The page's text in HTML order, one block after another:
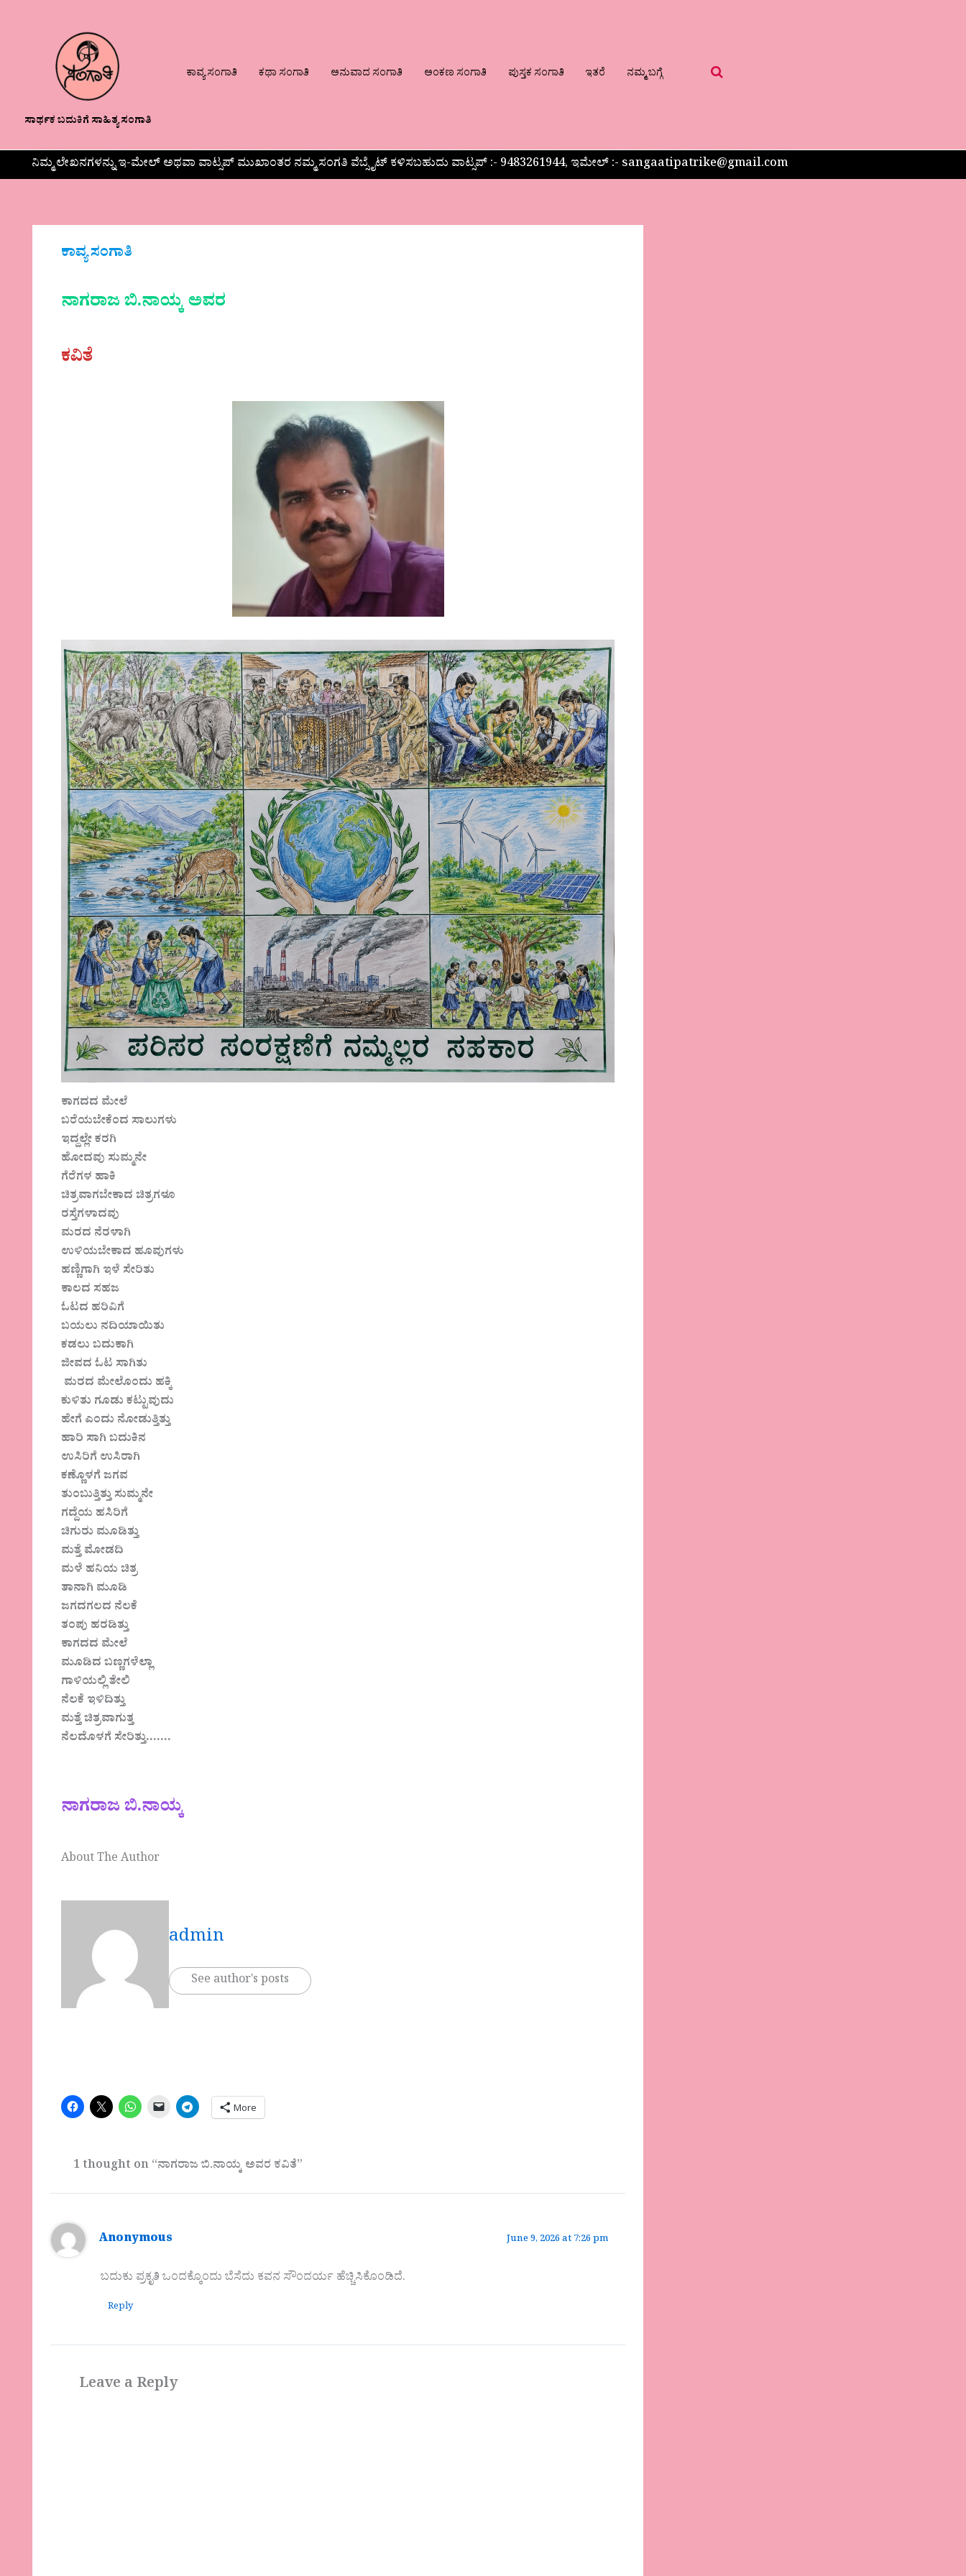
ಸಾರ್ಥಕ ಬದುಕಿಗೆ ಸಾಹಿತ್ಯ ಸಂಗಾತಿ
ಕಾವ್ಯ ಸಂಗಾತಿ ಕಥಾ ಸಂಗಾತಿ ಅನುವಾದ ಸಂಗಾತಿ ಅಂಕಣ ಸಂಗಾತಿ ಪುಸ್ತಕ ಸಂಗಾತಿ ಇತರೆ ನಮ್ಮ ಬಗ್ಗೆ
ನಿಮ್ಮ ಲೇಖನಗಳನ್ನು ಇ-ಮೇಲ್ ಅಥವಾ ವಾಟ್ಸಪ್ ಮುಖಾಂತರ ನಮ್ಮ ಸಂಗತಿ ವೆಬ್ಸೈಟ್ ಕಳಿಸಬಹುದು ವಾಟ್ಸಪ್‌ :- 9483261944, ಇಮೇಲ್ :- sangaatipatrike@gmail.com
ಕಾವ್ಯ ಸಂಗಾತಿ
ನಾಗರಾಜ ಬಿ.ನಾಯ್ಕ ಅವರ
ಕವಿತೆ
ಕಾಗದದ ಮೇಲೆ
ಬರೆಯಬೇಕೆಂದ ಸಾಲುಗಳು
ಇದ್ದಲ್ಲೇ ಕರಗಿ
ಹೋದವು ಸುಮ್ಮನೇ
ಗೆರೆಗಳ ಹಾಕಿ
ಚಿತ್ರವಾಗಬೇಕಾದ ಚಿತ್ರಗಳೂ
ರಸ್ತೆಗಳಾದವು
ಮರದ ನೆರಳಾಗಿ
ಉಳಿಯಬೇಕಾದ ಹೂವುಗಳು
ಹಣ್ಣಿಗಾಗಿ ಇಳೆ ಸೇರಿತು
ಕಾಲದ ಸಹಜ
ಓಟದ ಹರಿವಿಗೆ
ಬಯಲು ನದಿಯಾಯಿತು
ಕಡಲು ಬದುಕಾಗಿ
ಜೀವದ ಓಟ ಸಾಗಿತು
ಮರದ ಮೇಲೊಂದು ಹಕ್ಕಿ
ಕುಳಿತು ಗೂಡು ಕಟ್ಟುವುದು
ಹೇಗೆ ಎಂದು ನೋಡುತ್ತಿತ್ತು
ಹಾರಿ ಸಾಗಿ ಬದುಕಿನ
ಉಸಿರಿಗೆ ಉಸಿರಾಗಿ
ಕಣ್ಣೊಳಗೆ ಜಗವ
ತುಂಬುತ್ತಿತ್ತು ಸುಮ್ಮನೇ
ಗದ್ದೆಯ ಹಸಿರಿಗೆ
ಚಿಗುರು ಮೂಡಿತ್ತು
ಮತ್ತೆ ಮೋಡದಿ
ಮಳೆ ಹನಿಯ ಚಿತ್ರ
ತಾನಾಗಿ ಮೂಡಿ
ಜಗದಗಲದ ನೆಲಕೆ
ತಂಪು ಹರಡಿತ್ತು
ಕಾಗದದ ಮೇಲೆ
ಮೂಡಿದ ಬಣ್ಣಗಳೆಲ್ಲಾ
ಗಾಳಿಯಲ್ಲಿ ತೇಲಿ
ನೆಲಕೆ ಇಳಿದಿತ್ತು
ಮತ್ತೆ ಚಿತ್ರವಾಗುತ್ತ
ನೆಲದೊಳಗೆ ಸೇರಿತ್ತು…….
ನಾಗರಾಜ ಬಿ.ನಾಯ್ಕ
About The Author
admin
See author's posts
More
1 thought on “ನಾಗರಾಜ ಬಿ.ನಾಯ್ಕ ಅವರ ಕವಿತೆ”
Anonymous June 9, 2026 at 7:26 pm
ಬದುಕು ಪ್ರಕೃತಿ ಒಂದಕ್ಕೊಂದು ಬೆಸೆದು ಕವನ ಸೌಂದರ್ಯ ಹೆಚ್ಚಿಸಿಕೊಂಡಿದೆ.
Reply
Leave a Reply